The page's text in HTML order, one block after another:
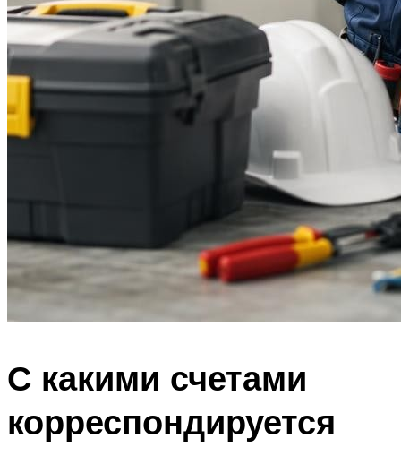
С какими счетами
корреспондируется